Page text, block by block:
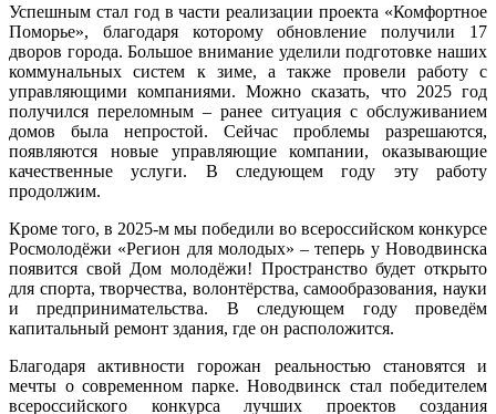
Успешным стал год в части реализации проекта «Комфортное
Поморье», благодаря которому обновление получили 17
дворов города. Большое внимание уделили подготовке наших
коммунальных систем к зиме, а также провели работу с
управляющими компаниями. Можно сказать, что 2025 год
получился переломным – ранее ситуация с обслуживанием
домов была непростой. Сейчас проблемы разрешаются,
появляются новые управляющие компании, оказывающие
качественные услуги. В следующем году эту работу
продолжим.
Кроме того, в 2025‑м мы победили во всероссийском конкурсе
Росмолодёжи «Регион для молодых» – теперь у Новодвинска
появится свой Дом молодёжи! Пространство будет открыто
для спорта, творчества, волонтёрства, самообразования, науки
и предпринимательства. В следующем году проведём
капитальный ремонт здания, где он расположится.
Благодаря активности горожан реальностью становятся и
мечты о современном парке. Новодвинск стал победителем
всероссийского конкурса лучших проектов создания